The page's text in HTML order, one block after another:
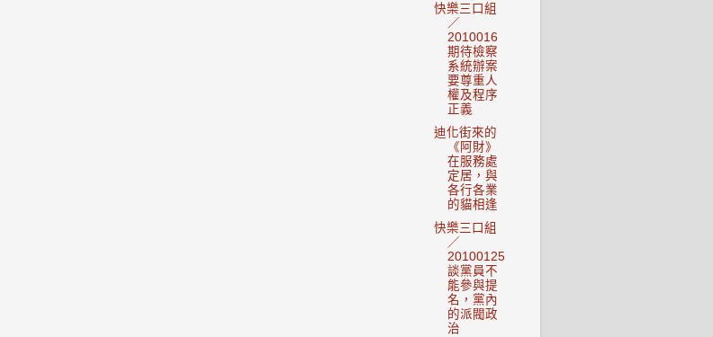
快樂三口組
／
2010016
期待檢察
系統辦案
要尊重人
權及程序
正義
迪化街來的
《阿財》
在服務處
定居，與
各行各業
的貓相逢
快樂三口組
／
20100125
談黨員不
能參與提
名，黨內
的派閥政
治